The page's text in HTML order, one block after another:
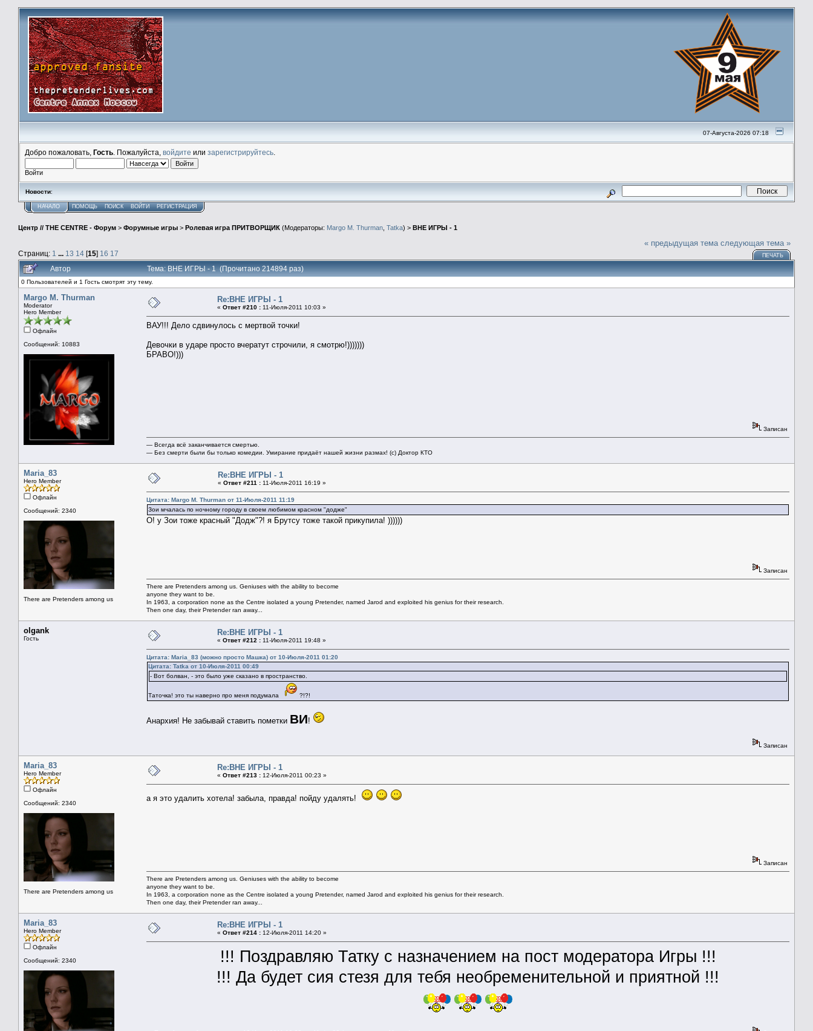
07-Августа-2026 07:18
Добро пожаловать, Гость . Пожалуйста, войдите или зарегистрируйтесь
Войти
Новости:
НАЧАЛО ПОМОЩЬ ПОИСК ВОЙТИ РЕГИСТРАЦИЯ
Центр // THE CENTRE - Форум > Форумные игры > Ролевая игра ПРИТВОРЩИК (Модераторы: Margo M. Thurman Tatka) > ВНЕ ИГРЫ - 1
Страниц: 1 ... 13 14 [15] 16 17
« предыдущая тема следующая тема »
ПЕЧАТЬ
Автор Тема: ВНЕ ИГРЫ - 1 (Прочитано 214894 раз)
0 Пользователей и 1 Гость смотрят эту тему.
Margo M. Thurman
Moderator
Hero Member
Офлайн
Сообщений: 10883
Re:ВНЕ ИГРЫ - 1
« Ответ #210 : 11-Июля-2011 10:03 »
ВАУ!!! Дело сдвинулось с мертвой точки!
Девочки в ударе просто вчератут строчили, я смотрю!)))))))
БРАВО!)))
Записан
— Всегда всё заканчивается смертью.
— Без смерти были бы только комедии. Умирание придаёт нашей жизни размах! (с) Доктор КТО
Maria_83
Hero Member
Офлайн
Сообщений: 2340
There are Pretenders among us
Re:ВНЕ ИГРЫ - 1
« Ответ #211 : 11-Июля-2011 16:19 »
Цитата: Margo M. Thurman от 11-Июля-2011 11:19
Зои мчалась по ночному городу в своем любимом красном "додже"
О! у Зои тоже красный "Додж"?! я Брутсу тоже такой прикупила! ))))))
Записан
There are Pretenders among us. Geniuses with the ability to become
anyone they want to be.
In 1963, a corporation none as the Centre isolated a young Pretender, named Jarod and exploited his genius for their research.
Then one day, their Pretender ran away...
olgank
Гость
Re:ВНЕ ИГРЫ - 1
« Ответ #212 : 11-Июля-2011 19:48 »
Цитата: Maria_83 (можно просто Машка) от 10-Июля-2011 01:20
Цитата: Tatka от 10-Июля-2011 00:49
- Вот болван, - это было уже сказано в пространство.
Таточка! это ты наверно про меня подумала ?!?!
Анархия! Не забывай ставить пометки ВИ!
Записан
Maria_83
Hero Member
Офлайн
Сообщений: 2340
There are Pretenders among us
Re:ВНЕ ИГРЫ - 1
« Ответ #213 : 12-Июля-2011 00:23 »
а я это удалить хотела! забыла, правда! пойду удалять!
Записан
There are Pretenders among us. Geniuses with the ability to become
anyone they want to be.
In 1963, a corporation none as the Centre isolated a young Pretender, named Jarod and exploited his genius for their research.
Then one day, their Pretender ran away...
Maria_83
Hero Member
Офлайн
Сообщений: 2340
Re:ВНЕ ИГРЫ - 1
« Ответ #214 : 12-Июля-2011 14:20 »
!!! Поздравляю Татку с назначением на пост модератора Игры !!!
!!! Да будет сия стезя для тебя необременительной и приятной !!!